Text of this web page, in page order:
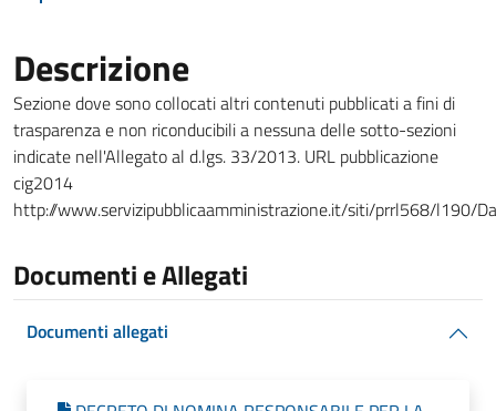
Descrizione
Sezione dove sono collocati altri contenuti pubblicati a fini di
trasparenza e non riconducibili a nessuna delle sotto-sezioni
indicate nell'Allegato al d.lgs. 33/2013. URL pubblicazione
cig2014
http://www.servizipubblicaamministrazione.it/siti/prrl568/l190/
Documenti e Allegati
Documenti allegati